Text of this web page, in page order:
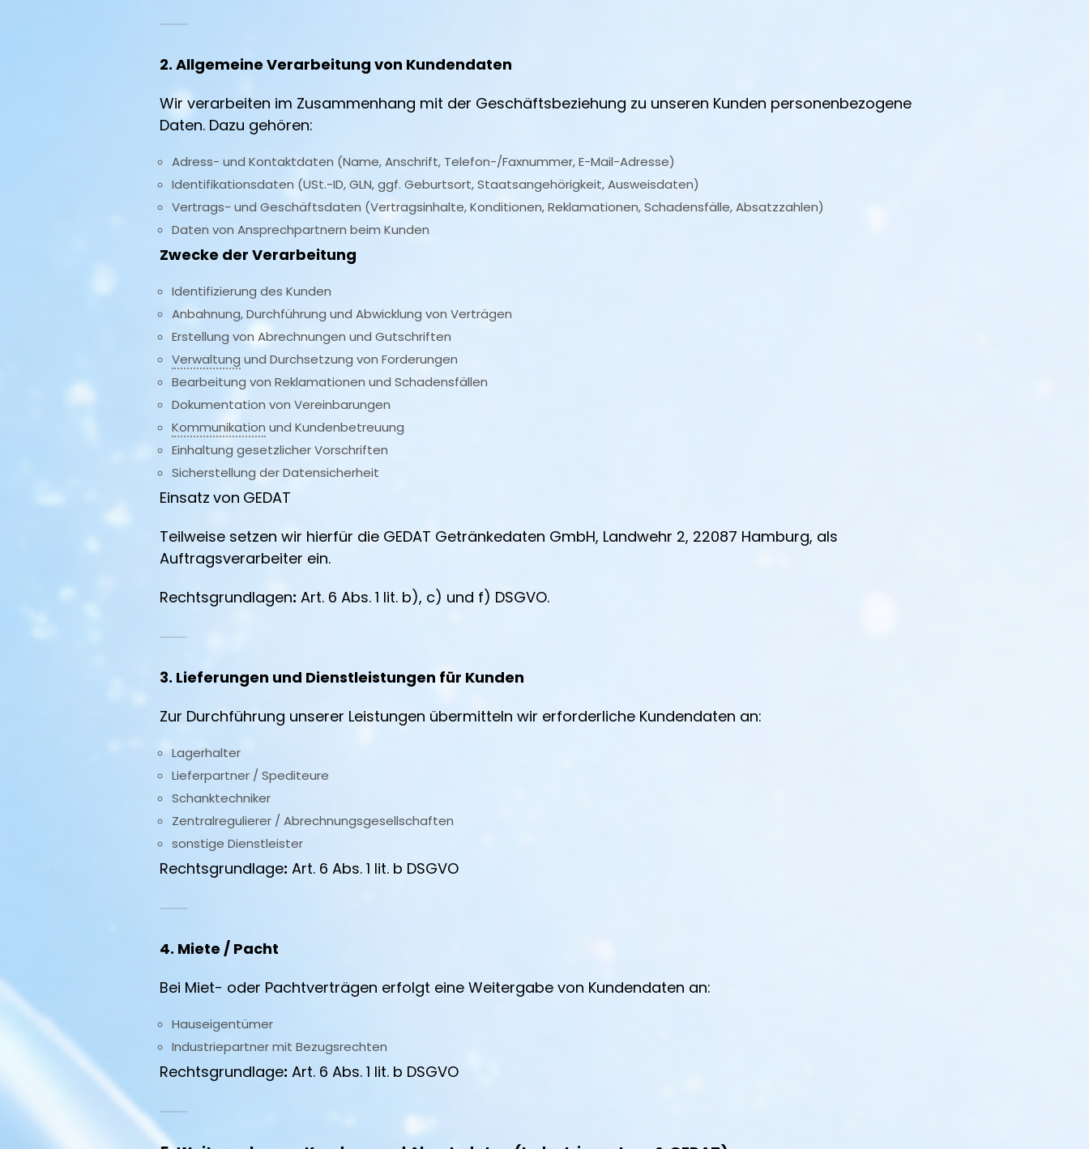
2. Allgemeine Verarbeitung von Kundendaten
Wir verarbeiten im Zusammenhang mit der Geschäftsbeziehung zu unseren Kunden personenbezogene
Daten. Dazu gehören:
Adress- und Kontaktdaten (Name, Anschrift, Telefon-/Faxnummer, E-Mail-Adresse)
Identifikationsdaten (USt.-ID, GLN, ggf. Geburtsort, Staatsangehörigkeit, Ausweisdaten)
Vertrags- und Geschäftsdaten (Vertragsinhalte, Konditionen, Reklamationen, Schadensfälle, Absatzzahlen)
Daten von Ansprechpartnern beim Kunden
Zwecke der Verarbeitung
Identifizierung des Kunden
Anbahnung, Durchführung und Abwicklung von Verträgen
Erstellung von Abrechnungen und Gutschriften
Verwaltung und Durchsetzung von Forderungen
Bearbeitung von Reklamationen und Schadensfällen
Dokumentation von Vereinbarungen
Kommunikation und Kundenbetreuung
Einhaltung gesetzlicher Vorschriften
Sicherstellung der Datensicherheit
Einsatz von GEDAT
Teilweise setzen wir hierfür die GEDAT Getränkedaten GmbH, Landwehr 2, 22087 Hamburg, als
Auftragsverarbeiter ein.
Rechtsgrundlagen: Art. 6 Abs. 1 lit. b), c) und f) DSGVO.
3. Lieferungen und Dienstleistungen für Kunden
Zur Durchführung unserer Leistungen übermitteln wir erforderliche Kundendaten an:
Lagerhalter
Lieferpartner / Spediteure
Schanktechniker
Zentralregulierer / Abrechnungsgesellschaften
sonstige Dienstleister
Rechtsgrundlage: Art. 6 Abs. 1 lit. b DSGVO
4. Miete / Pacht
Bei Miet- oder Pachtverträgen erfolgt eine Weitergabe von Kundendaten an:
Hauseigentümer
Industriepartner mit Bezugsrechten
Rechtsgrundlage: Art. 6 Abs. 1 lit. b DSGVO